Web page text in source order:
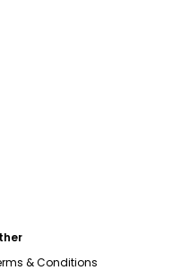
& Conditions